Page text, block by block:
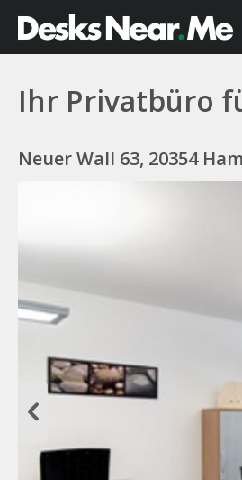
Ihr Privatbüro
Neuer Wall 63, 20354